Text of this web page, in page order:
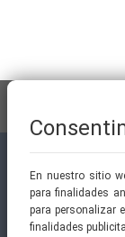
En nuestro sitio
para finalidades
para personalizar
finalidades